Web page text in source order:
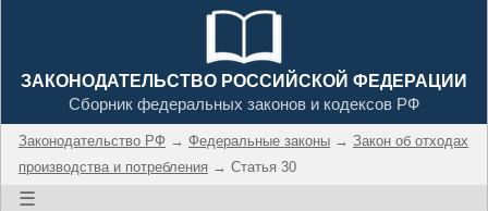
ЗАКОНОДАТЕЛЬСТВО РОССИЙСКОЙ ФЕДЕРАЦИИ
Сборник федеральных законов и кодексов РФ
Законодательство РФ → Федеральные законы → Закон об отходах
производства и потребления → Статья 30
☰